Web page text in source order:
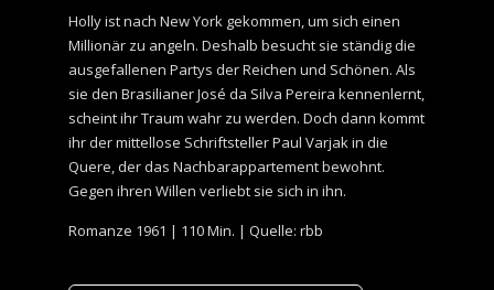
Holly ist nach New York gekommen, um sich einen
Millionär zu angeln. Deshalb besucht sie ständig die
ausgefallenen Partys der Reichen und Schönen. Als
sie den Brasilianer José da Silva Pereira kennenlernt,
scheint ihr Traum wahr zu werden. Doch dann kommt
ihr der mittellose Schriftsteller Paul Varjak in die
Quere, der das Nachbarappartement bewohnt.
Gegen ihren Willen verliebt sie sich in ihn.
Romanze 1961 | 110 Min. | Quelle: rbb